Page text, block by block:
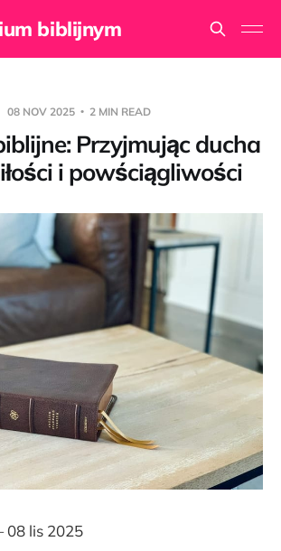
biblijnym
08 NOV 2025 2 MIN READ
Przyjmując ducha
i powściągliwości
lis 2025